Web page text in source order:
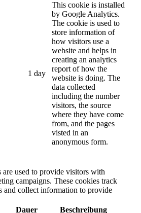
1 day
This cookie is installed
by Google Analytics.
The cookie is used to
store information of
how visitors use a
website and helps in
creating an analytics
report of how the
website is doing. The
data collected
including the number
visitors, the source
where they have come
from, and the pages
visted in an
anonymous form.
are used to provide visitors with
campaigns. These cookies track
and collect information to provide
Dauer Beschreibung